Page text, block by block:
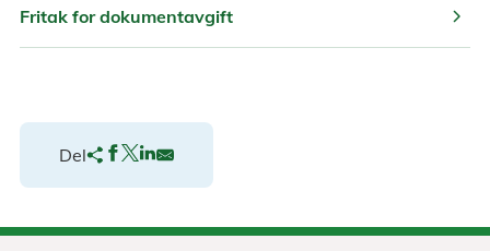
Fritak for dokumentavgift chevron_right
Del